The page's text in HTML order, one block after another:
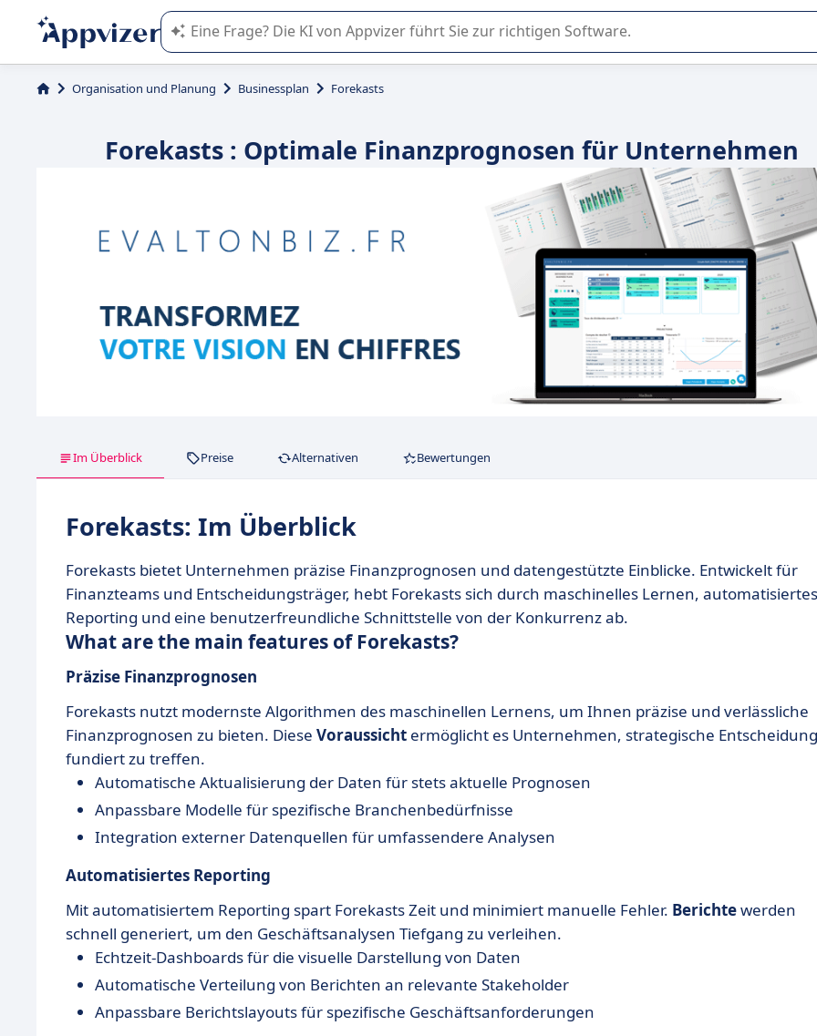
Die KI von Appvizer führt Sie bei der Nutzung oder Auswahl von SaaS-Software in Unternehmen.
Organisation und Planung Businessplan Forekasts
Forekasts : Optimale Finanzprognosen für Unternehmen
Im Überblick Preise Alternativen Bewertungen
Forekasts: Im Überblick
Forekasts bietet Unternehmen präzise Finanzprognosen und datengestützte Einblicke. Entwickelt für
Finanzteams und Entscheidungsträger, hebt Forekasts sich durch maschinelles Lernen, automatisiertes
Reporting und eine benutzerfreundliche Schnittstelle von der Konkurrenz ab.
What are the main features of Forekasts?
Präzise Finanzprognosen
Forekasts nutzt modernste Algorithmen des maschinellen Lernens, um Ihnen präzise und verlässliche
Finanzprognosen zu bieten. Diese Voraussicht ermöglicht es Unternehmen, strategische
fundiert zu treffen.
Automatische Aktualisierung der Daten für stets aktuelle Prognosen
Anpassbare Modelle für spezifische Branchenbedürfnisse
Integration externer Datenquellen für umfassendere Analysen
Automatisiertes Reporting
Mit automatisiertem Reporting spart Forekasts Zeit und minimiert manuelle Fehler. Berichtewerden
schnell generiert, um den Geschäftsanalysen Tiefgang zu verleihen.
Echtzeit-Dashboards für die visuelle Darstellung von Daten
Automatische Verteilung von Berichten an relevante Stakeholder
Anpassbare Berichtslayouts für spezifische Geschäftsanforderungen